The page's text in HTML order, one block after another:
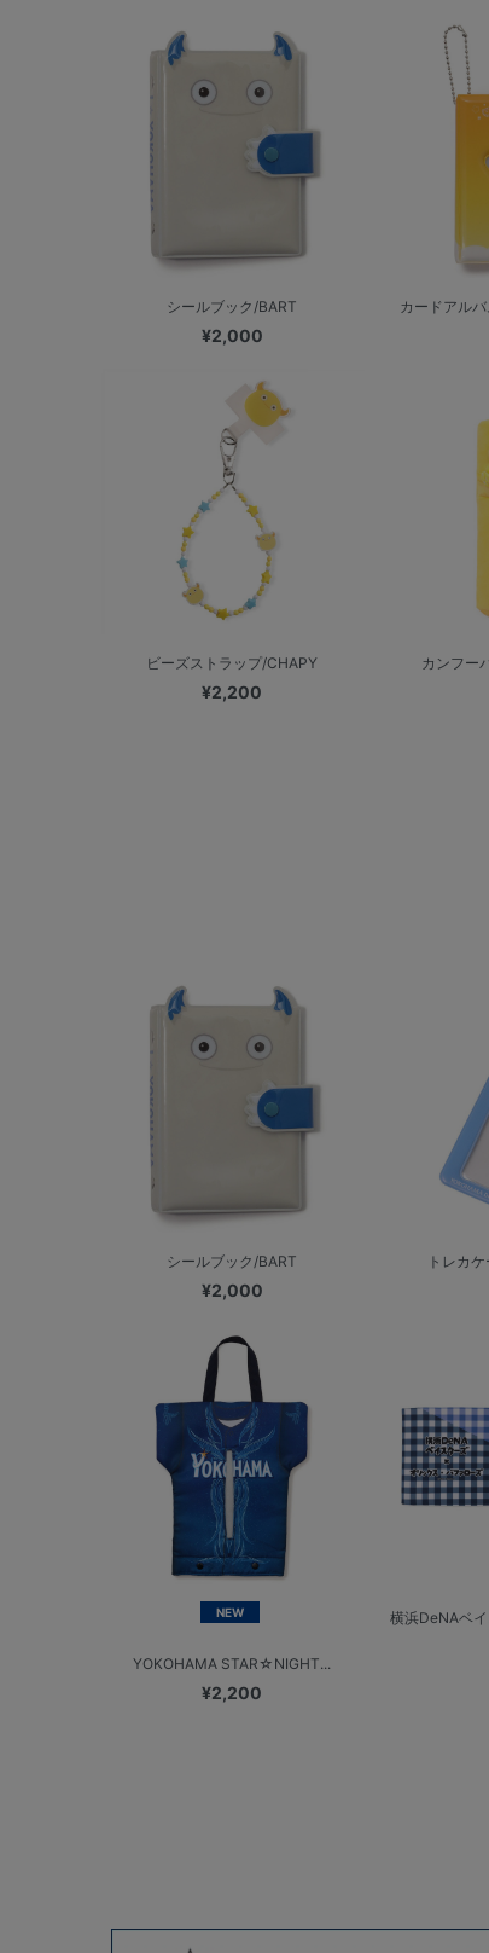
シールブック/BART
¥2,000
カードアル
ビーズストラップ/CHAPY
¥2,200
カンフー
シールブック/BART
¥2,000
トレカ
NEW
YOKOHAMA STAR☆NIGHT...
¥2,200
横浜DeNAベ